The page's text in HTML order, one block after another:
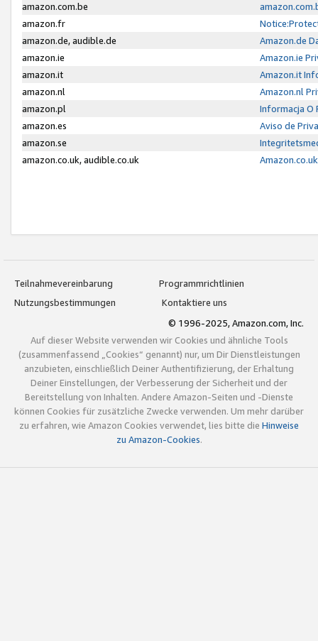
amazon.com.be
amazon.fr
amazon.de, audible.de
Amazon.de
amazon.ie
Amazon.ie
amazon.it
Amazon.it
amazon.nl
Amazon.nl
amazon.pl
Informacja O
amazon.es
Aviso de
amazon.se
amazon.co.uk, audible.co.uk
Teilnahmevereinbarung
Programmrichtlinien
Nutzungsbestimmungen
Kontaktiere uns
© 1996-2025, Amazon.com, Inc.
Auf dieser Website verwenden wir Cookies und ähnliche Tools
(zusammenfassend „Cookies“ genannt) nur, um Dir Dienstleistungen
anzubieten, einschließlich Deiner Authentifizierung, der Erhaltung
Deiner Einstellungen, der Verbesserung der Sicherheit und der
Bereitstellung von Inhalten. Andere Amazon-Seiten und -Dienste
können Cookies für zusätzliche Zwecke verwenden. Um mehr darüber
zu erfahren, wie Amazon Cookies verwendet, lies bitte die Hinweise
zu Amazon-Cookies.